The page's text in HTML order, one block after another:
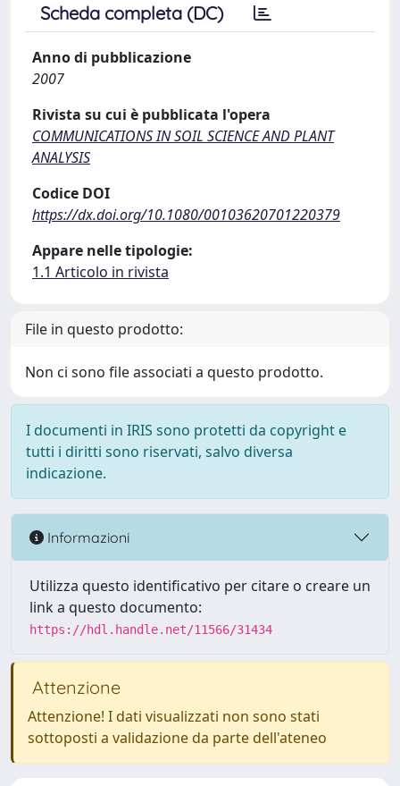
Scheda completa (DC)
Anno di pubblicazione
2007
Rivista su cui è pubblicata l'opera
COMMUNICATIONS IN SOIL SCIENCE AND PLANT
ANALYSIS
Codice DOI
https://dx.doi.org/10.1080/00103620701220379
Appare nelle tipologie:
1.1 Articolo in rivista
File in questo prodotto:
Non ci sono file associati a questo prodotto.
I documenti in IRIS sono protetti da copyright e
tutti i diritti sono riservati, salvo diversa
indicazione.
Informazioni
Utilizza questo identificativo per citare o creare un
link a questo documento:
https://hdl.handle.net/11566/31434
Attenzione
Attenzione! I dati visualizzati non sono stati
sottoposti a validazione da parte dell'ateneo